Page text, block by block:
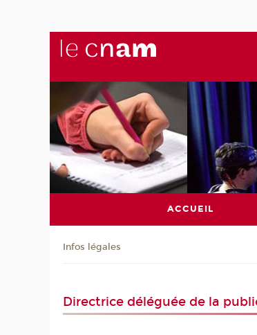
ACCUEIL
Infos légales
Directrice déléguée de la